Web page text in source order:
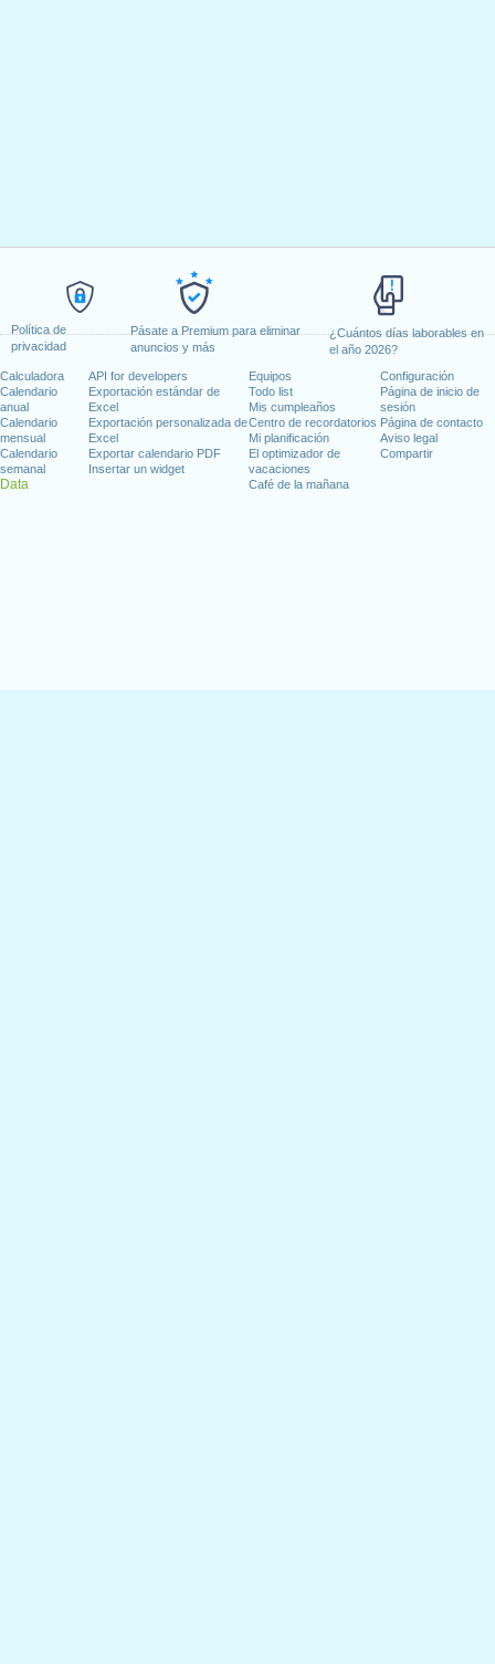
Política de
privacidad
Pásate a Premium para eliminar
anuncios y más
¿Cuántos días laborables en
el año 2026?
Calculadora
Calendario
anual
Calendario
mensual
Calendario
semanal
Data
API for developers
Exportación estándar de
Excel
Exportación personalizada de
Excel
Exportar calendario PDF
Insertar un widget
Equipos
Todo list
Mis cumpleaños
Centro de recordatorios
Mi planificación
El optimizador de
vacaciones
Café de la mañana
Configuración
Página de inicio de
sesión
Página de contacto
Aviso legal
Compartir